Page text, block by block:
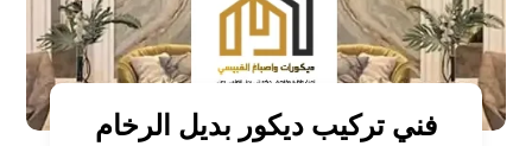
فني تركيب ديكور بديل الرخام